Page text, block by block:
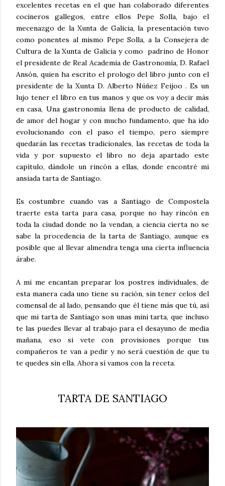
excelentes recetas en el que han colaborado diferentes
cocineros gallegos, entre ellos Pepe Solla, bajo el
mecenazgo de la Xunta de Galicia, la presentación tuvo
como ponentes al mismo Pepe Solla, a la Consejera de
Cultura de la Xunta de Galicia y como padrino de Honor
el presidente de Real Academia de Gastronomía, D. Rafael
Ansón, quien ha escrito el prologo del libro junto con el
presidente de la Xunta D. Alberto Núñez Feijoo . Es un
lujo tener el libro en tus manos y que os voy a decir más
en casa, Una gastronomía llena de producto de calidad,
de amor del hogar y con mucho fundamento, que ha ido
evolucionando con el paso el tiempo, pero siempre
quedarán las recetas tradicionales, las recetas de toda la
vida y por supuesto el libro no deja apartado este
capítulo, dándole un rincón a ellas, donde encontré mi
ansiada tarta de Santiago.
Es costumbre cuando vas a Santiago de Compostela
traerte esta tarta para casa, porque no hay rincón en
toda la ciudad donde no la vendan, a ciencia cierta no se
sabe la procedencia de la tarta de Santiago, aunque es
posible que al llevar almendra tenga una cierta influencia
árabe.
A mi me encantan preparar los postres individuales, de
esta manera cada uno tiene su ración, sin tener celos del
comensal de al lado, pensando que él tiene más que tú, así
que mi tarta de Santiago son unas mini tarta, que incluso
te las puedes llevar al trabajo para el desayuno de media
mañana, eso si vete con provisiones porque tus
compañeros te van a pedir y no será cuestión de que tu
te quedes sin ella. Ahora sí vamos con la receta.
TARTA DE SANTIAGO